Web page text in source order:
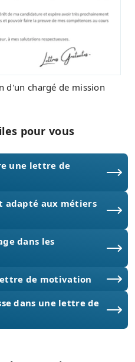
d'un chargé de mission
pour vous
une lettre de
adapté aux métiers
dans les
de motivation
dans une lettre de